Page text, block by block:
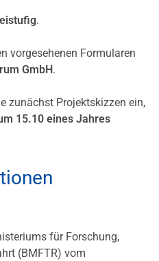
.
vorgesehenen Formularen
GmbH .
zunächst Projektskizzen ein,
15.10 eines Jahres
für Forschung,
(BMFTR) vom